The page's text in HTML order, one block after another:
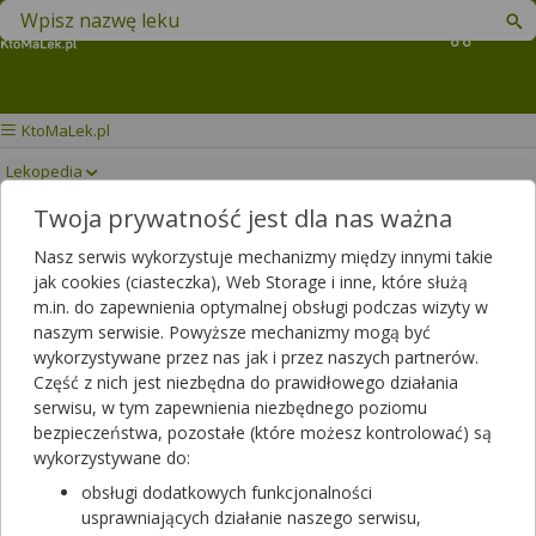
Koszyk
Znajdź lek w swojej okolicy
KtoMaLek.pl
Lekopedia
ATECORTIN Drukuj/Zapisz
Twoja prywatność jest dla nas ważna
Nasz serwis wykorzystuje mechanizmy między innymi takie
jak cookies (ciasteczka), Web Storage i inne, które służą
m.in. do zapewnienia optymalnej obsługi podczas wizyty w
naszym serwisie. Powyższe mechanizmy mogą być
wykorzystywane przez nas jak i przez naszych partnerów.
Część z nich jest niezbędna do prawidłowego działania
serwisu, w tym zapewnienia niezbędnego poziomu
bezpieczeństwa, pozostałe (które możesz kontrolować) są
wykorzystywane do:
obsługi dodatkowych funkcjonalności
usprawniających działanie naszego serwisu,